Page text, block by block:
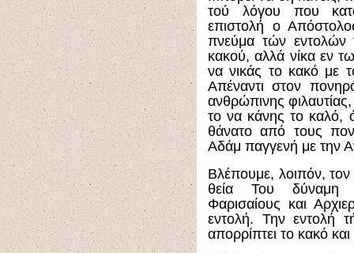
τού λόγου που
επιστολή ο
πνεύμα τών εντολών
κακού, αλλά νίκα εν
να νικάς το κακό με
Απέναντι στον
ανθρώπινης
το να κάνης το καλό,
θάνατο από τους
Αδάμ παγγενή με την
Βλέπουμε, λοιπόν, τον
θεία Του δύναμη
Φαρισαίους και
εντολή. Την εντολή
απορρίπτει το κακό